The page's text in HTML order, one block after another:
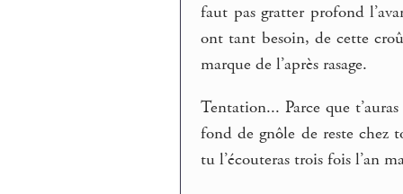
faut pas gratter profond
ont tant besoin, de cette
marque de l’après rasage.
Tentation... Parce que
fond de gnôle de reste chez
tu l’écouteras trois fois l’an